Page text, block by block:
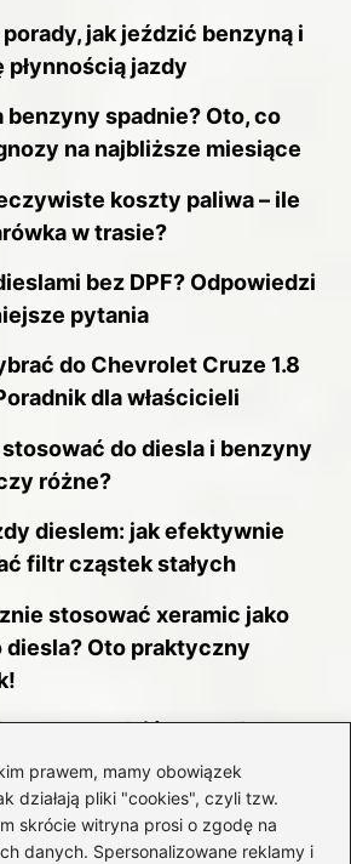
prawem, mamy obowiązek
działają pliki "cookies", czyli tzw.
skrócie witryna prosi o zgodę na
danych. Spersonalizowane reklamy i
di
t
bl
r
e
dI
n
jak jeździć benzyną i
jazdy
benzyny spadnie? Oto, co
na najbliższe miesiące
koszty paliwa – ile
w trasie?
bez DPF? Odpowiedzi
pytania
do Chevrolet Cruze 1.8
dla właścicieli
do diesla i benzyny
różne?
dieslem: jak efektywnie
filtr cząstek stałych
stosować xeramic jako
diesla? Oto praktyczny
sprawdzić sprzęgło w
przewodnik dla
wiążą się z chip tuningiem